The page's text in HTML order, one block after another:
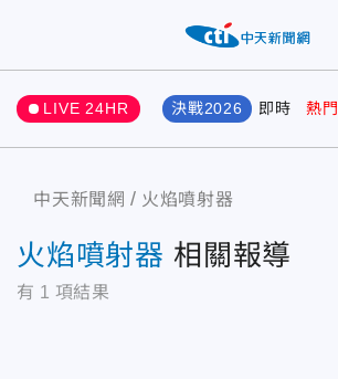
LIVE 24HR 決戰2026 即時 熱門
中天新聞網 火焰噴射器
火焰噴射器 相關報導
有 1 項結果